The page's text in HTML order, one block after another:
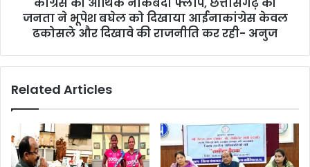
बघेल
आईनाकांग्रेस
ढकोसले
राजनीति
कर
जनता ने भूपेश बघेल को दिखाया आईनाकांग्रेस केवल
ढकोसले और दिखावे की राजनीति कर रही- अनुज
Related Articles